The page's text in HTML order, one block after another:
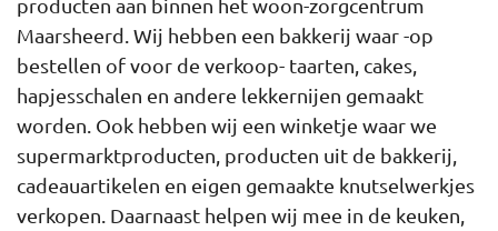
Maarsheerd. Wij hebben een bakkerij waar -op
bestellen of voor de verkoop- taarten, cakes,
hapjesschalen en andere lekkernijen gemaakt
worden. Ook hebben wij een winketje waar we
supermarktproducten, producten uit de bakkerij,
cadeauartikelen en eigen gemaakte knutselwerkjes
verkopen. Daarnaast helpen wij mee in de keuken,